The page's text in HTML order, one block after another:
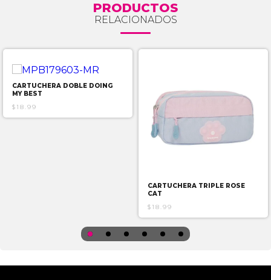
PRODUCTOS
RELACIONADOS
CARTUCHERA DOBLE DOING
MY BEST
$18.99
CARTUCHERA TRIPLE ROSE
CAT
$18.99